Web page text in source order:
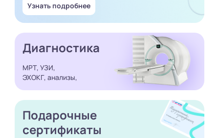
Узнать подробнее
Диагностика
МРТ, УЗИ,
ЭХОКГ, анализы,
Подарочные
сертификаты